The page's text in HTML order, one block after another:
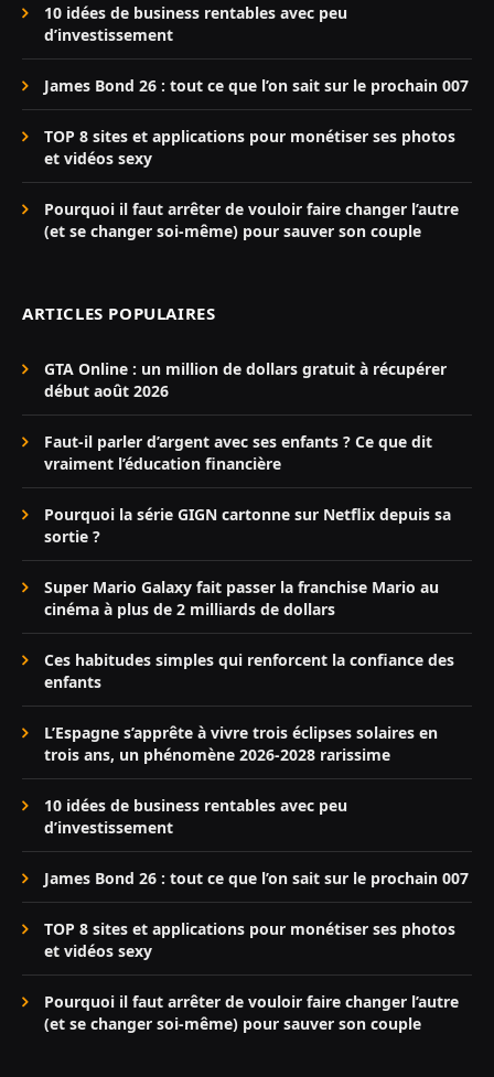
10 idées de business rentables avec peu
d’investissement
James Bond 26 : tout ce que l’on sait sur le prochain 007
TOP 8 sites et applications pour monétiser ses photos
et vidéos sexy
Pourquoi il faut arrêter de vouloir faire changer l’autre
(et se changer soi-même) pour sauver son couple
ARTICLES POPULAIRES
GTA Online : un million de dollars gratuit à récupérer
début août 2026
Faut-il parler d’argent avec ses enfants ? Ce que dit
vraiment l’éducation financière
Pourquoi la série GIGN cartonne sur Netflix depuis sa
sortie ?
Super Mario Galaxy fait passer la franchise Mario au
cinéma à plus de 2 milliards de dollars
Ces habitudes simples qui renforcent la confiance des
enfants
L’Espagne s’apprête à vivre trois éclipses solaires en
trois ans, un phénomène 2026-2028 rarissime
10 idées de business rentables avec peu
d’investissement
James Bond 26 : tout ce que l’on sait sur le prochain 007
TOP 8 sites et applications pour monétiser ses photos
et vidéos sexy
Pourquoi il faut arrêter de vouloir faire changer l’autre
(et se changer soi-même) pour sauver son couple